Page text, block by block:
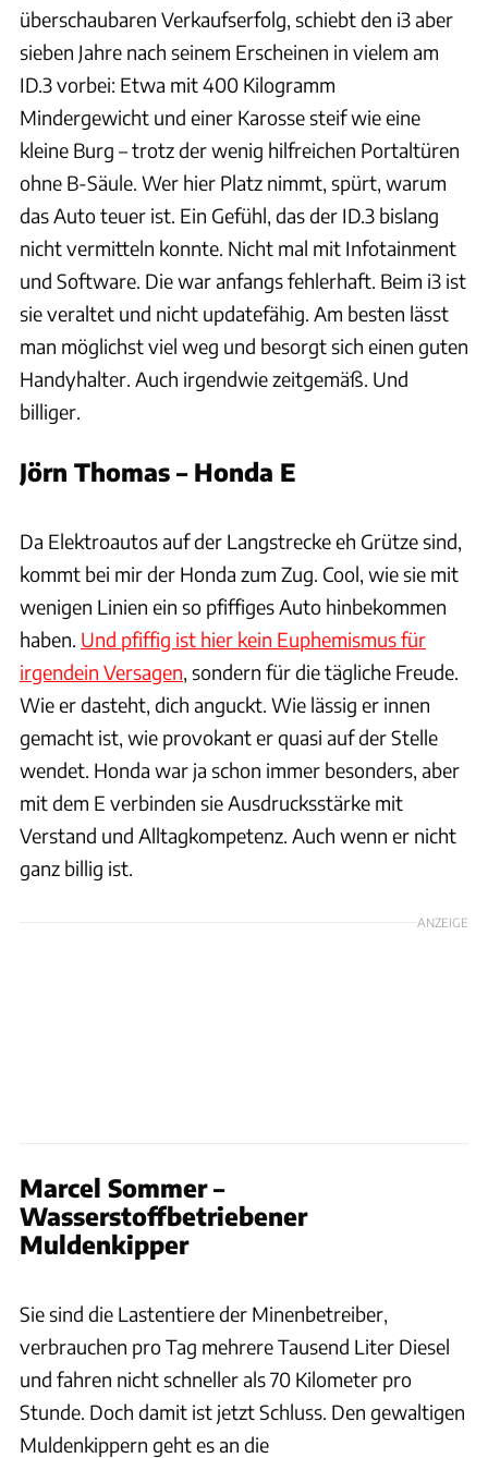
überschaubaren Verkaufserfolg, schiebt den i3 aber
sieben Jahre nach seinem Erscheinen in vielem am
ID.3 vorbei: Etwa mit 400 Kilogramm
Mindergewicht und einer Karosse steif wie eine
kleine Burg – trotz der wenig hilfreichen Portaltüren
ohne B-Säule. Wer hier Platz nimmt, spürt, warum
das Auto teuer ist. Ein Gefühl, das der ID.3 bislang
nicht vermitteln konnte. Nicht mal mit Infotainment
und Software. Die war anfangs fehlerhaft. Beim i3 ist
sie veraltet und nicht updatefähig. Am besten lässt
man möglichst viel weg und besorgt sich einen guten
Handyhalter. Auch irgendwie zeitgemäß. Und
billiger.
Jörn Thomas – Honda E
Da Elektroautos auf der Langstrecke eh Grütze sind,
kommt bei mir der Honda zum Zug. Cool, wie sie mit
wenigen Linien ein so pfiffiges Auto hinbekommen
haben. Und pfiffig ist hier kein Euphemismus für
irgendein Versagen, sondern für die tägliche Freude.
Wie er dasteht, dich anguckt. Wie lässig er innen
gemacht ist, wie provokant er quasi auf der Stelle
wendet. Honda war ja schon immer besonders, aber
mit dem E verbinden sie Ausdrucksstärke mit
Verstand und Alltagkompetenz. Auch wenn er nicht
ganz billig ist.
ANZEIGE
Marcel Sommer –
Wasserstoffbetriebener
Muldenkipper
Sie sind die Lastentiere der Minenbetreiber,
verbrauchen pro Tag mehrere Tausend Liter Diesel
und fahren nicht schneller als 70 Kilometer pro
Stunde. Doch damit ist jetzt Schluss. Den gewaltigen
Muldenkippern geht es an die